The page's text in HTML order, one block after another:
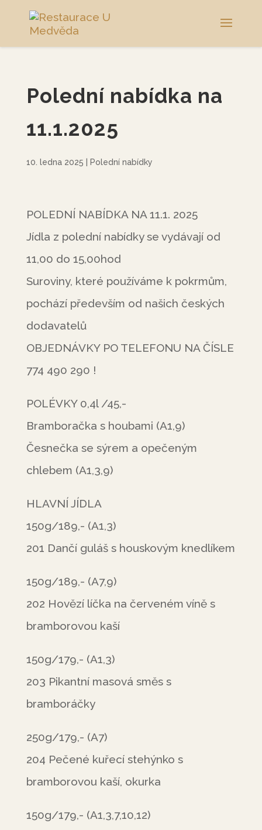
Polední nabídka na
11.1.2025
10. ledna 2025 Polední nabídky
POLEDNÍ NABÍDKA NA 11.1. 2025
Jídla z polední nabídky se vydávají od
11,00 do 15,00hod
Suroviny, které používáme k pokrmům,
pochází především od našich českých
dodavatelů
OBJEDNÁVKY PO TELEFONU NA ČÍSLE
774 490 290 !
POLÉVKY 0,4l /45,-
Bramboračka s houbami (A1,9)
Česnečka se sýrem a opečeným
chlebem (A1,3,9)
HLAVNÍ JÍDLA
150g/189,- (A1,3)
201 Dančí guláš s houskovým knedlíkem
150g/189,- (A7,9)
202 Hovězí líčka na červeném víně s
bramborovou kaší
150g/179,- (A1,3)
203 Pikantní masová směs s
bramboráčky
250g/179,- (A7)
204 Pečené kuřecí stehýnko s
bramborovou kaší, okurka
150g/179,- (A1,3,7,10,12)